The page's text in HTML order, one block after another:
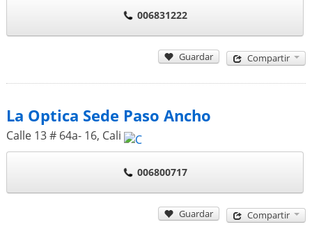
006831222
Guardar Compartir
La Optica Sede Paso Ancho
Calle 13 # 64a- 16, Cali
006800717
Guardar Compartir